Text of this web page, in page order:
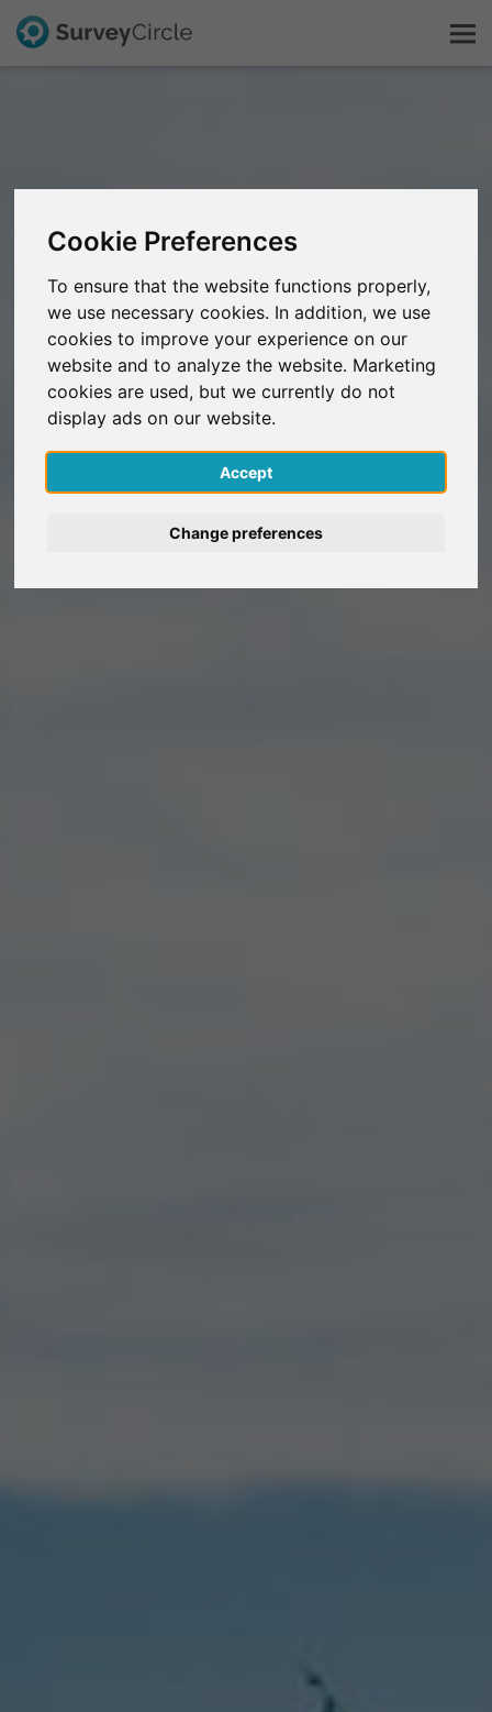
Cookie Preferences
To ensure that the website functions properly,
we use necessary cookies. In addition, we use
cookies to improve your experience on our
website and to analyze the website. Marketing
cookies are used, but we currently do not
display ads on our website.
Accept
Change preferences
FAQ
Gratis registreren
Inloggen
English
Deutsch
Español